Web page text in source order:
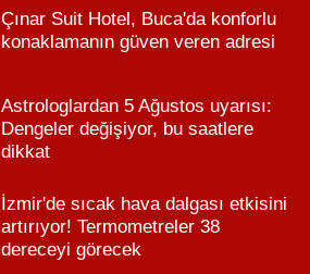
Çınar Suit Hotel, Buca'da konforlu
konaklamanın güven veren adresi
Astrologlardan 5 Ağustos uyarısı:
Dengeler değişiyor, bu saatlere
dikkat
İzmir'de sıcak hava dalgası etkisini
artırıyor! Termometreler 38
dereceyi görecek